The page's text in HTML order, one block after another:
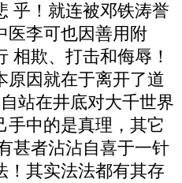
乎！就连被邓铁涛誉
医李可也因善用附
相欺、打击和侮辱！
原因就在于离开了道
站在井底对大千世界
手中的是真理，其它
甚者沾沾自喜于一针
！其实法法都有其存